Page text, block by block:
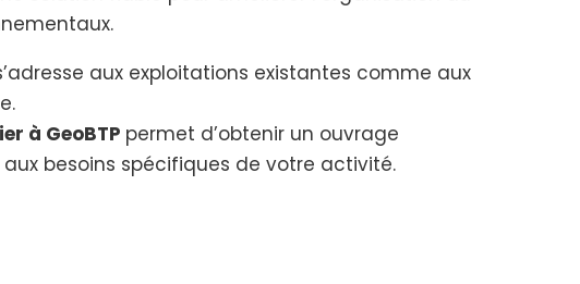
aux exploitations existantes comme aux
à GeoBTP permet d’obtenir un ouvrage
besoins spécifiques de votre activité.